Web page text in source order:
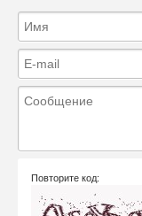
Повторите код: